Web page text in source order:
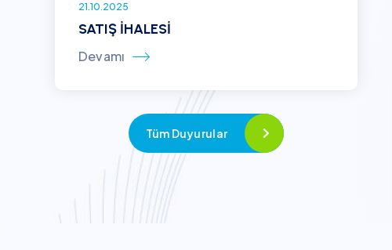
21.10.2025
SATIŞ İHALESİ
Devamı
Tüm Duyurular